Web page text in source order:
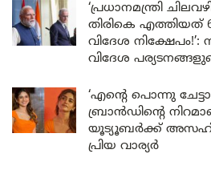
‘പ്രധാനമന്ത്രി
തിരികെ എത്തിയത്
വിദേശ നിക്ഷേപം!’:
വിദേശ
‘എന്റെ പൊന്നു
ബ്രാൻഡിന്റെ
യൂട്യൂബർക്ക്
പ്രിയ വാര്യർ